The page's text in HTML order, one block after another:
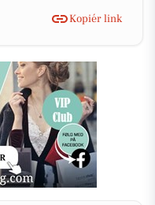
Kopiér link